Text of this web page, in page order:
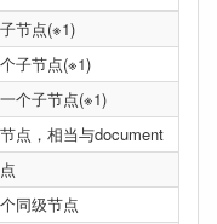
节点(※1)
子节点(※1)
个子节点(※1)
点，相当与document
同级节点